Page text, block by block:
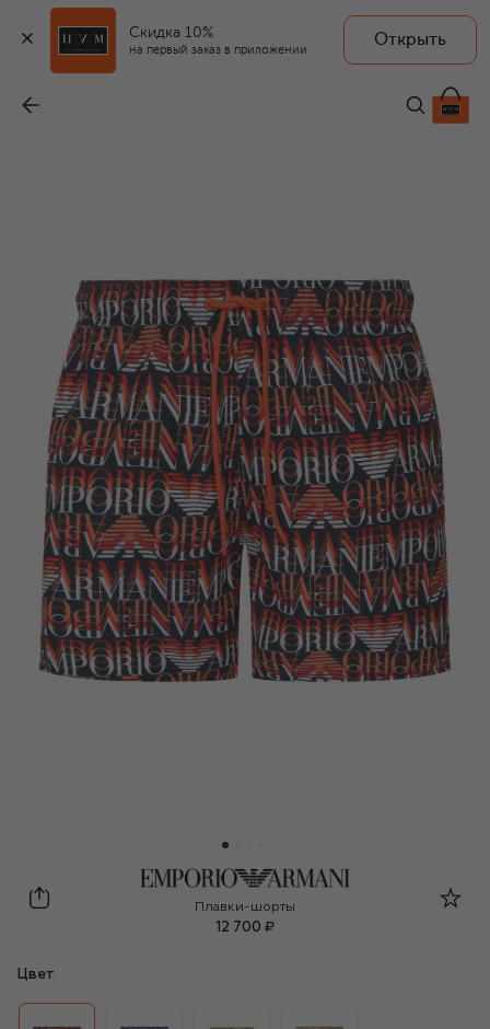
Скидка 10%
на первый заказ в приложении
Открыть
12 700 ₽
Emporio Armani
Плавки-шорты
12 700 ₽
Цвет